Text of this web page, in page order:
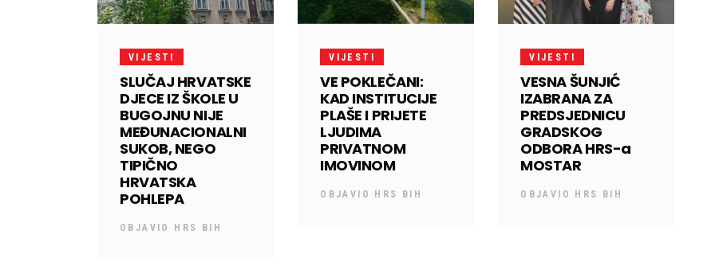
VIJESTI
SLUČAJ HRVATSKE
DJECE IZ ŠKOLE U
BUGOJNU NIJE
MEĐUNACIONALNI
SUKOB, NEGO
TIPIČNO
HRVATSKA
POHLEPA
OBJAVIO HRS BIH
VIJESTI
VE POKLEČANI:
KAD INSTITUCIJE
PLAŠE I PRIJETE
LJUDIMA
PRIVATNOM
IMOVINOM
OBJAVIO HRS BIH
VIJESTI
VESNA ŠUNJIĆ
IZABRANA ZA
PREDSJEDNICU
GRADSKOG
ODBORA HRS-a
MOSTAR
OBJAVIO HRS BIH